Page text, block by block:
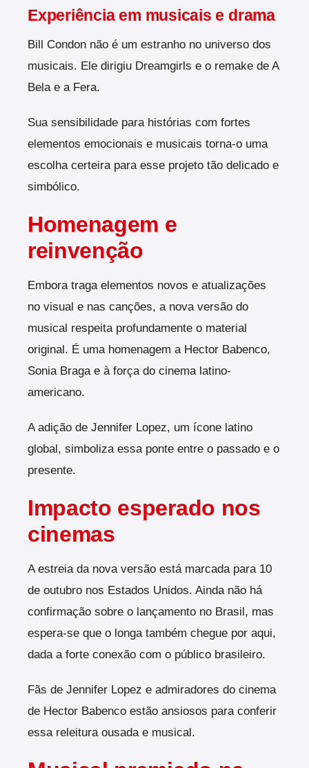
Experiência em musicais e drama
Bill Condon não é um estranho no universo dos
musicais. Ele dirigiu Dreamgirls e o remake de A
Bela e a Fera.
Sua sensibilidade para histórias com fortes
elementos emocionais e musicais torna-o uma
escolha certeira para esse projeto tão delicado e
simbólico.
Homenagem e
reinvenção
Embora traga elementos novos e atualizações
no visual e nas canções, a nova versão do
musical respeita profundamente o material
original. É uma homenagem a Hector Babenco,
Sonia Braga e à força do cinema latino-
americano.
A adição de Jennifer Lopez, um ícone latino
global, simboliza essa ponte entre o passado e o
presente.
Impacto esperado nos
cinemas
A estreia da nova versão está marcada para 10
de outubro nos Estados Unidos. Ainda não há
confirmação sobre o lançamento no Brasil, mas
espera-se que o longa também chegue por aqui,
dada a forte conexão com o público brasileiro.
Fãs de Jennifer Lopez e admiradores do cinema
de Hector Babenco estão ansiosos para conferir
essa releitura ousada e musical.